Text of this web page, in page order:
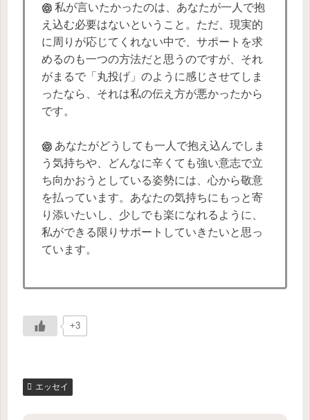
私が言いたかったのは、あなたが一人で抱
え込む必要はないということ。ただ、現実的
に周りが応じてくれない中で、サポートを求
めるのも一つの方法だと思うのですが、それ
がまるで「丸投げ」のように感じさせてしま
ったなら、それは私の伝え方が悪かったから
です。
あなたがどうしても一人で抱え込んでしま
う気持ちや、どんなに辛くても強い意志で立
ち向かおうとしている姿勢には、心から敬意
を払っています。あなたの気持ちにもっと寄
り添いたいし、少しでも楽になれるように、
私ができる限りサポートしていきたいと思っ
ています。
+3
エッセイ